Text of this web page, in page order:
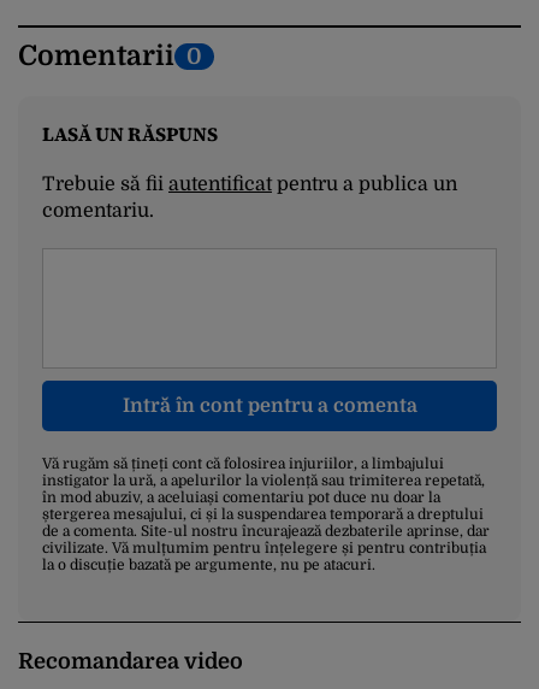
Comentarii 0
LASĂ UN RĂSPUNS
Trebuie să fii autentificatpentru a publica un
comentariu.
Intră în cont pentru a comenta
Vă rugăm să țineți cont că folosirea injuriilor, a limbajului
instigator la ură, a apelurilor la violență sau trimiterea repetată,
în mod abuziv, a aceluiași comentariu pot duce nu doar la
ștergerea mesajului, ci și la suspendarea temporară a dreptului
de a comenta. Site-ul nostru încurajează dezbaterile aprinse, dar
civilizate. Vă mulțumim pentru înțelegere și pentru contribuția
la o discuție bazată pe argumente, nu pe atacuri.
Recomandarea video